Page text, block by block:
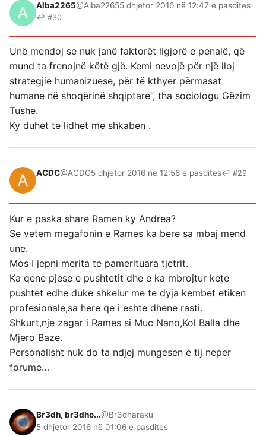
Alba2265@Alba22655 dhjetor 2016 në 12:47 e pasdites
↩ #30
Unë mendoj se nuk janë faktorët ligjorë e penalë, që
mund ta frenojnë këtë gjë. Kemi nevojë për një lloj
strategjie humanizuese, për të kthyer përmasat
humane në shoqërinë shqiptare”, tha sociologu Gëzim
Tushe.
Ky duhet te lidhet me shkaben .
ACDC@ACDC5 dhjetor 2016 në 12:56 e pasdites↩ #29
Kur e paska share Ramen ky Andrea?
Se vetem megafonin e Rames ka bere sa mbaj mend
une.
Mos I jepni merita te pamerituara tjetrit.
Ka qene pjese e pushtetit dhe e ka mbrojtur kete
pushtet edhe duke shkelur me te dyja kembet etiken
profesionale,sa here qe i eshte dhene rasti.
Shkurt,nje zagar i Rames si Muc Nano,Kol Balla dhe
Mjero Baze.
Personalisht nuk do ta ndjej mungesen e tij neper
forume…
Br3dh, br3dho...@Br3dharaku
5 dhjetor 2016 në 01:06 e pasdites